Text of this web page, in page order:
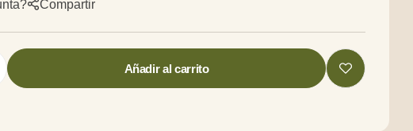
IDIAZABAL BAZTANGOA
Compartir
Añadir al carrito